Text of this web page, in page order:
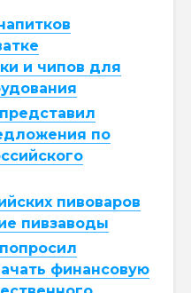
и чипов для
по
пивоваров
пивзаводы
финансовую